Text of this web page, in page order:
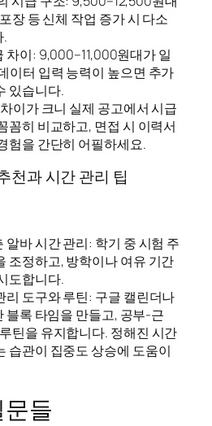
장 등 신체 작업 증가 시 다소
.
차이: 9,000–11,000원대가 일
이터 입력 능력이 높으면 추가
있습니다.
이가 크니 실제 공고에서 시급
꼼히 비교하고, 면접 시 이력서
험을 간단히 어필하세요.
천과 시간 관리 팁
알바 시간 관리: 학기 중 시험 주
조정하고, 방학이나 여유 기간
도합니다.
리 도구와 루틴: 구글 캘린더나
블록 타임을 만들고, 공부-근
틴을 유지합니다. 정해진 시간
습관이 집중도 상승에 도움이
들